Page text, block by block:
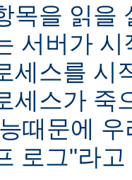
목을 읽을
서버가
세스를 시
세스가 죽
때문에
로그"라